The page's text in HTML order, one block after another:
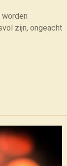
zijn, ongeacht